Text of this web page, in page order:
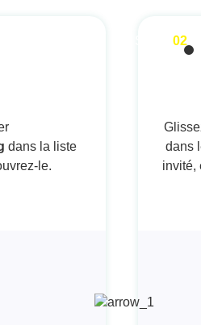
dans la liste
le.
dans
invité,
02